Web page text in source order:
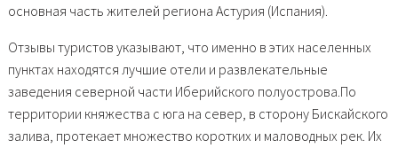
основная часть жителей региона Астурия (Испания).
Отзывы туристов указывают, что именно в этих населенных
пунктах находятся лучшие отели и развлекательные
заведения северной части Иберийского полуострова.По
территории княжества с юга на север, в сторону Бискайского
залива, протекает множество коротких и маловодных рек. Их